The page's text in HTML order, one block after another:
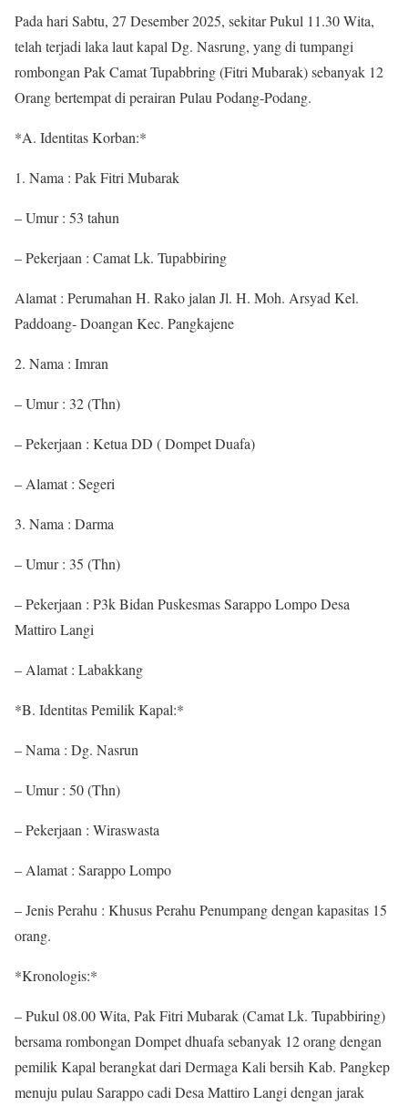
Pada hari Sabtu, 27 Desember 2025, sekitar Pukul 11.30 Wita,
telah terjadi laka laut kapal Dg. Nasrung, yang di tumpangi
rombongan Pak Camat Tupabbring (Fitri Mubarak) sebanyak 12
Orang bertempat di perairan Pulau Podang-Podang.
*A. Identitas Korban:*
1. Nama : Pak Fitri Mubarak
– Umur : 53 tahun
– Pekerjaan : Camat Lk. Tupabbiring
Alamat : Perumahan H. Rako jalan Jl. H. Moh. Arsyad Kel.
Paddoang- Doangan Kec. Pangkajene
2. Nama : Imran
– Umur : 32 (Thn)
– Pekerjaan : Ketua DD ( Dompet Duafa)
– Alamat : Segeri
3. Nama : Darma
– Umur : 35 (Thn)
– Pekerjaan : P3k Bidan Puskesmas Sarappo Lompo Desa
Mattiro Langi
– Alamat : Labakkang
*B. Identitas Pemilik Kapal:*
– Nama : Dg. Nasrun
– Umur : 50 (Thn)
– Pekerjaan : Wiraswasta
– Alamat : Sarappo Lompo
– Jenis Perahu : Khusus Perahu Penumpang dengan kapasitas 15
orang.
*Kronologis:*
– Pukul 08.00 Wita, Pak Fitri Mubarak (Camat Lk. Tupabbiring)
bersama rombongan Dompet dhuafa sebanyak 12 orang dengan
pemilik Kapal berangkat dari Dermaga Kali bersih Kab. Pangkep
menuju pulau Sarappo cadi Desa Mattiro Langi dengan jarak